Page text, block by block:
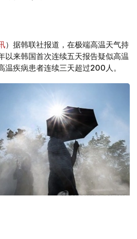
）据韩联社报道，在极端高温天气持
以来韩国首次连续五天报告疑似高温
温疾病患者连续三天超过200人。